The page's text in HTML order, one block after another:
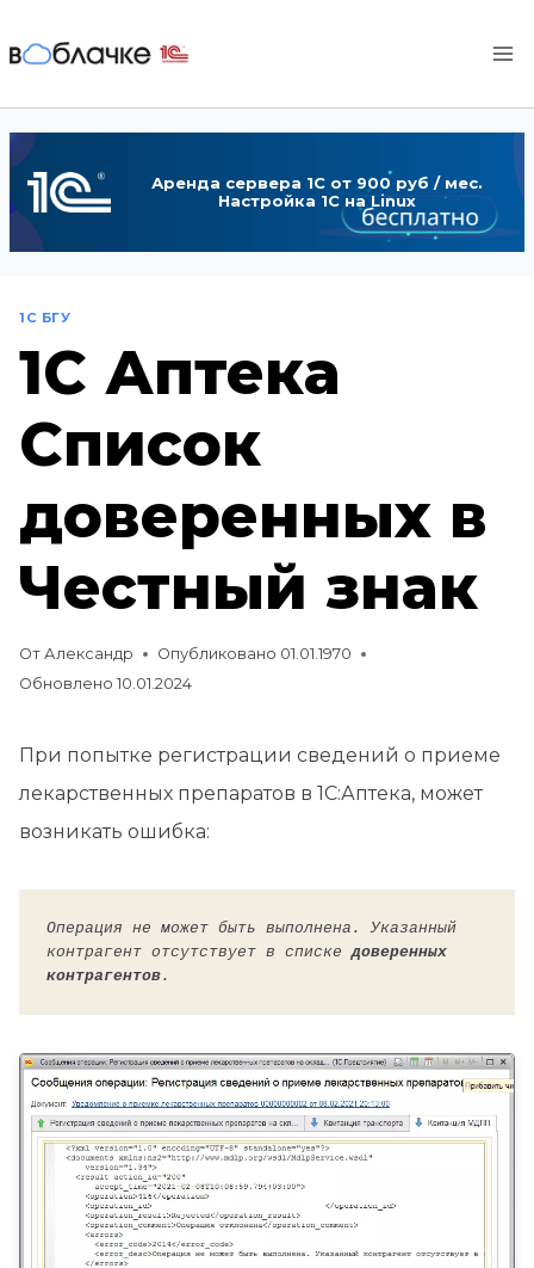
к
Аренда сервера 1С от 900 руб / мес.
Настройка 1С на Linux
1С БГУ
1С Аптека
Список
доверенных в
Честный знак
От Александр Опубликовано 01.01.1970
Обновлено 10.01.2024
При попытке регистрации сведений о приеме
лекарственных препаратов в 1С:Аптека, может
возникать ошибка:
Операция не может быть выполнена. Указанный
контрагент отсутствует в списке доверенных
контрагентов.